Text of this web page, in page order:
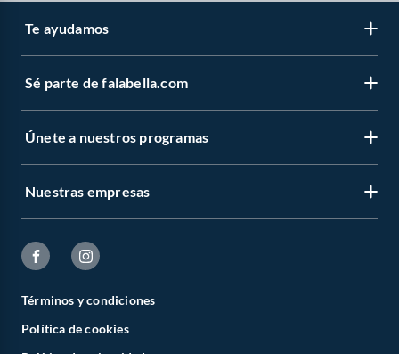
Te ayudamos
Sé parte de falabella.com
Únete a nuestros programas
Nuestras empresas
Términos y condiciones
Política de cookies